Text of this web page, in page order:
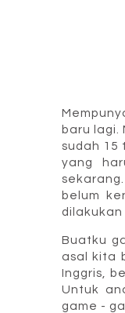
baru lagi.
sudah 15
yang
belum
Buatku
asal kita
Inggris,
Untuk
game -